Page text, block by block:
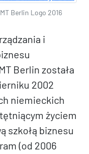
Berlin Logo 2016
i
Berlin została
2002
niemieckich
życiem
szkołą biznesu
(od 2006